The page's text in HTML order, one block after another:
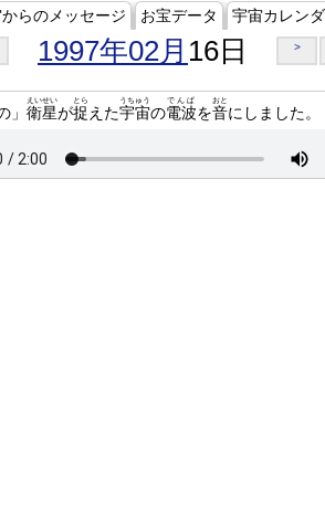
らのメッセージ お宝データ 宇宙カレン
1997年02月 16日 >
」 衛星
えいせい
が捉
とら
えた宇宙
うちゅう
の電波
でんぱ
を音
おと
にしました。